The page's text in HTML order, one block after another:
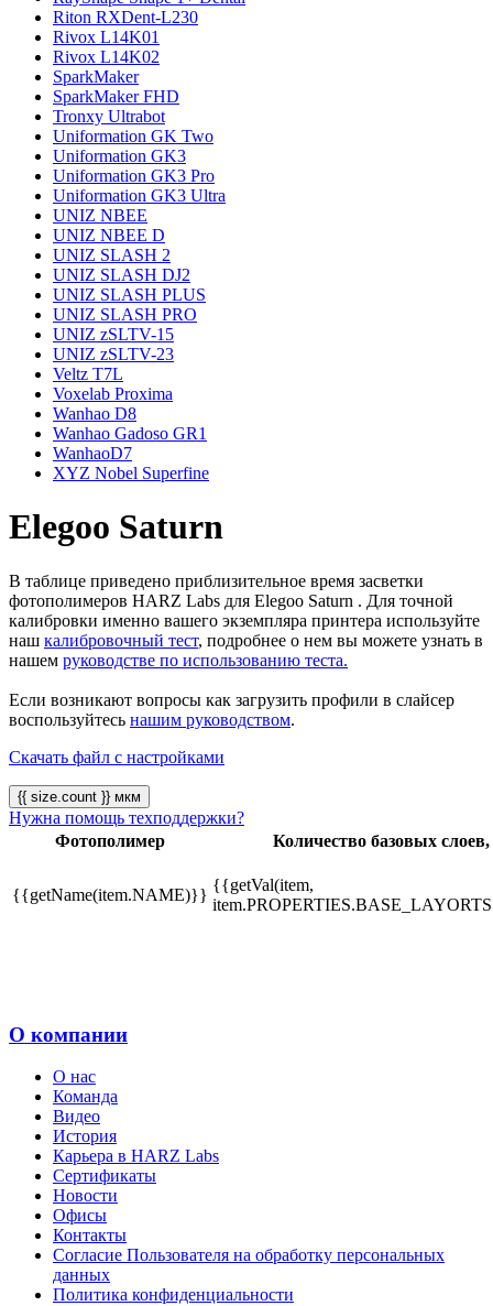
Riton RXDent-L230
Rivox L14K01
Rivox L14K02
SparkMaker
SparkMaker FHD
Tronxy Ultrabot
Uniformation GK Two
Uniformation GK3
Uniformation GK3 Pro
Uniformation GK3 Ultra
UNIZ NBEE
UNIZ NBEE D
UNIZ SLASH 2
UNIZ SLASH DJ2
UNIZ SLASH PLUS
UNIZ SLASH PRO
UNIZ zSLTV-15
UNIZ zSLTV-23
Veltz T7L
Voxelab Proxima
Wanhao D8
Wanhao Gadoso GR1
WanhaoD7
XYZ Nobel Superfine
Elegoo Saturn
В таблице приведено приблизительное время засветки
фотополимеров HARZ Labs для Elegoo Saturn . Для точной
калибровки именно вашего экземпляра принтера используйте
наш калибровочный тест, подробнее о нем вы можете узнать в
нашем руководстве по использованию теста.
Если возникают вопросы как загрузить профили в слайсер
воспользуйтесь нашим руководством.
Скачать файл с настройками
{{ size.count }} мкм
Нужна помощь техподдержки?
Фотополимер
Количество базовых
{{getName(item.NAME)}}
{{getVal(item,
О компании
О нас
Команда
Видео
История
Карьера в HARZ Labs
Сертификаты
Новости
Офисы
Контакты
Согласие Пользователя на обработку персональных
данных
Политика конфиденциальности